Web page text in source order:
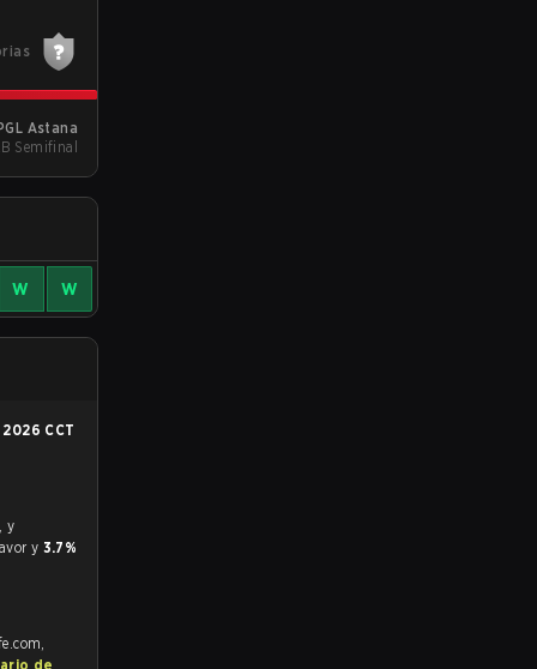
Astana
Semifinal
W W
2026 CCT
y 3.7%
de